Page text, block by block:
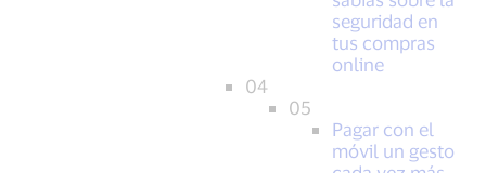
seguridad en
tus compras
online
04
05
Pagar con el
móvil un gesto